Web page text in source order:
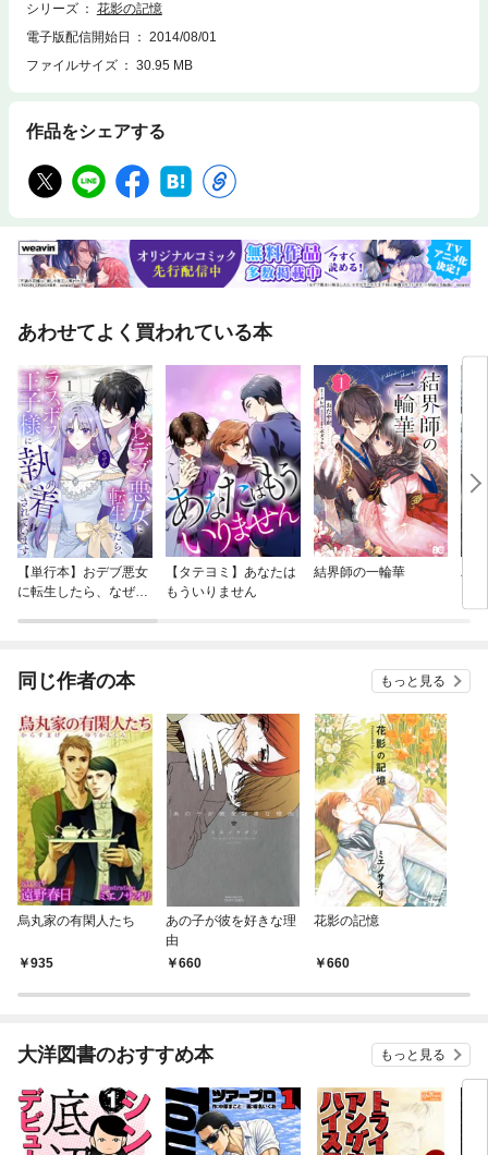
シリーズ
花影の記憶
電子版配信開始日
2014/08/01
ファイルサイズ
30.95 MB
作品をシェアする
あわせてよく買われている本
【単行本】おデブ悪女
に転生したら、なぜか
【タテヨミ】あなたは
もういりません
結界師の一輪華
バ
今
同じ作者の本 もっと見る
烏丸家の有閑人たち
935
あの子が彼を好きな理
由
660
花影の記憶
660
大洋図書のおすすめ本 もっと見る